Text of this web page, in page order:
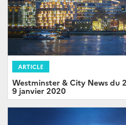
ARTICLE
Westminster & City News du
9 janvier 2020